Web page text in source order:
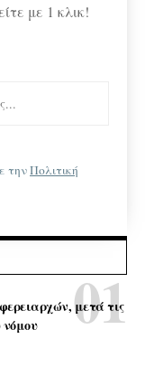
με 1 κλικ!
τηνΠολιτική
μετά τις
νόμου